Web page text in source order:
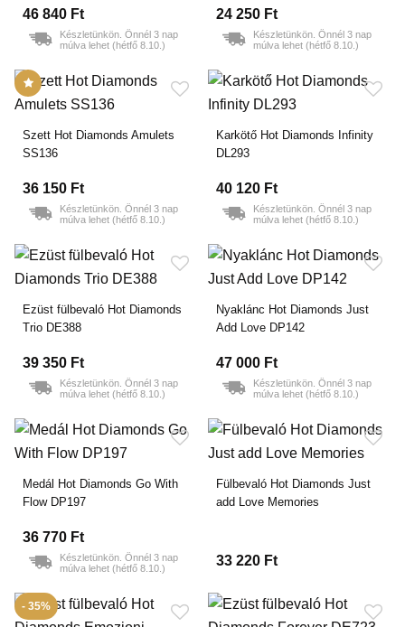
46 840 Ft
Készletünkön. Önnél 3 nap
múlva lehet (hétfő 8.10.)
24 250 Ft
Készletünkön. Önnél 3 nap
múlva lehet (hétfő 8.10.)
Szett Hot Diamonds Amulets
SS136
36 150 Ft
Készletünkön. Önnél 3 nap
múlva lehet (hétfő 8.10.)
Karkötő Hot Diamonds Infinity
DL293
40 120 Ft
Készletünkön. Önnél 3 nap
múlva lehet (hétfő 8.10.)
Ezüst fülbevaló Hot Diamonds
Trio DE388
39 350 Ft
Készletünkön. Önnél 3 nap
múlva lehet (hétfő 8.10.)
Nyaklánc Hot Diamonds Just
Add Love DP142
47 000 Ft
Készletünkön. Önnél 3 nap
múlva lehet (hétfő 8.10.)
Medál Hot Diamonds Go With
Flow DP197
36 770 Ft
Készletünkön. Önnél 3 nap
múlva lehet (hétfő 8.10.)
Fülbevaló Hot Diamonds Just
add Love Memories
33 220 Ft
- 35%